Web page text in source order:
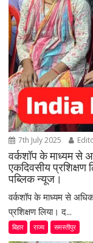
7th July 2025
वर्कशॉप के माध्यम से
एकदिवसीय प्रशिक्षण
पब्लिक न्यूज।
वर्कशॉप के माध्यम से
प्रशिक्षण लिया। द...
बिहार राज्य समस्तीपुर